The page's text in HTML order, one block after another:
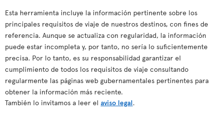
Esta herramienta incluye la información pertinente sobre los
principales requisitos de viaje de nuestros destinos, con fines de
referencia. Aunque se actualiza con regularidad, la información
puede estar incompleta y, por tanto, no sería lo suficientemente
precisa. Por lo tanto, es su responsabilidad garantizar el
cumplimiento de todos los requisitos de viaje consultando
regularmente las páginas web gubernamentales pertinentes para
obtener la información más reciente.
También lo invitamos a leer el aviso legal.